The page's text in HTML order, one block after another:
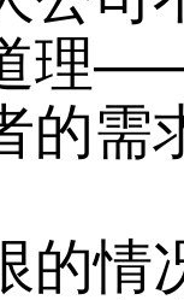
理
的需
的情